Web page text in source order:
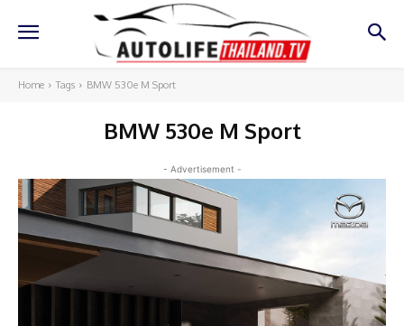
Home Tags BMW 530e M Sport
BMW 530e M Sport
- Advertisement -